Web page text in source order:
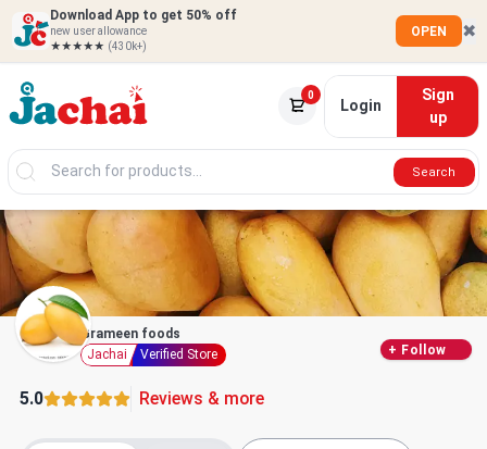
Download App to get 50% off
new user allowance
★★★★★ (430k+)
OPEN ✖
0
Login
Sign
up
Search
Grameen foods
Jachai
Verified Store + Follow
5.0 Reviews & more